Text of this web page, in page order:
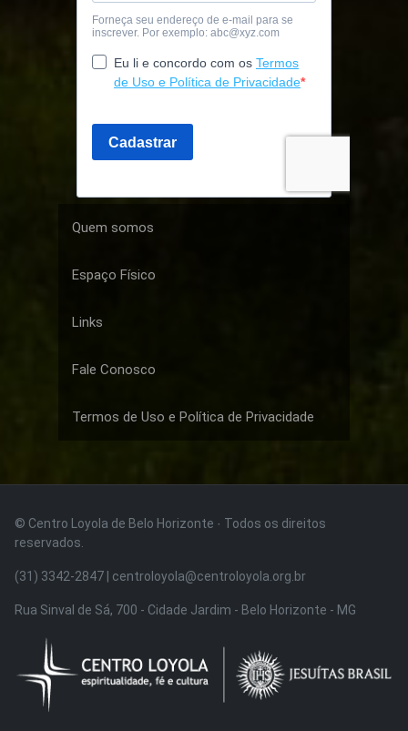
Quem somos
Espaço Físico
Links
Fale Conosco
Termos de Uso e Política de Privacidade
© Centro Loyola de Belo Horizonte · Todos os direitos
reservados.
(31) 3342-2847 | centroloyola@centroloyola.org.br
Rua Sinval de Sá, 700 - Cidade Jardim - Belo Horizonte - MG